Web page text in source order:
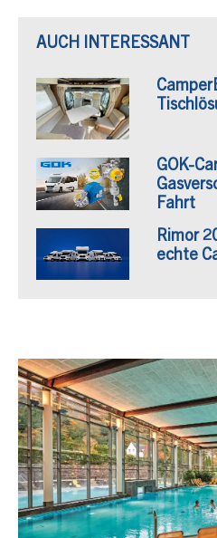
AUCH INTERESSANT
GOK-
Fahrt
Rimor
echte